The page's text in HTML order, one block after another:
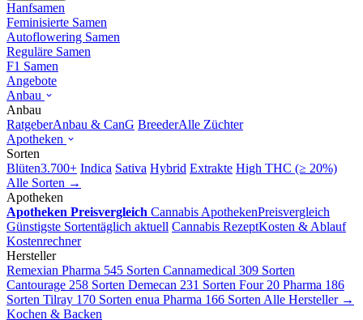
Hanfsamen
Feminisierte Samen
Autoflowering Samen
Reguläre Samen
F1 Samen
Angebote
Anbau
Anbau
RatgeberAnbau & CanG BreederAlle Züchter
Apotheken
Sorten
Blüten3.700+ Indica Sativa Hybrid Extrakte High THC (≥ 20%)
Alle Sorten →
Apotheken
Apotheken Preisvergleich Cannabis ApothekenPreisvergleich
Günstigste Sortentäglich aktuell Cannabis RezeptKosten & Ablauf
Kostenrechner
Hersteller
Remexian Pharma 545 Sorten Cannamedical 309 Sorten
Cantourage 258 Sorten Demecan 231 Sorten Four 20 Pharma 186
Sorten Tilray 170 Sorten enua Pharma 166 Sorten Alle Hersteller →
Kochen & Backen